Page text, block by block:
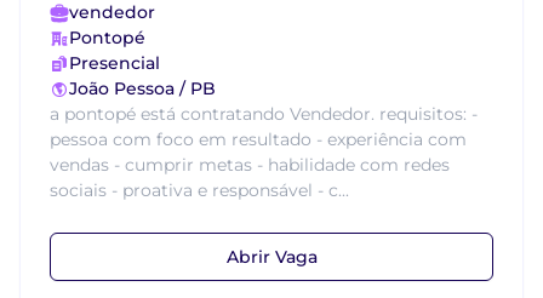
vendedor
Pontopé
Presencial
João Pessoa / PB
a pontopé está contratando Vendedor. requisitos: -
pessoa com foco em resultado - experiência com
vendas - cumprir metas - habilidade com redes
sociais - proativa e responsável - c...
Abrir Vaga